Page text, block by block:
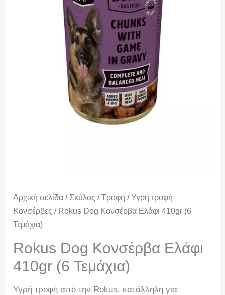
Αρχική σελίδα / Σκύλος /Τροφή /Υγρή τροφή-
Κονσέρβες / Rokus Dog Κονσέρβα Ελάφι 410gr (6
Τεμάχια)
Rokus Dog Κονσέρβα Ελάφι
410gr (6 Τεμάχια)
Υγρή τροφή από την Rokus, κατάλληλη για